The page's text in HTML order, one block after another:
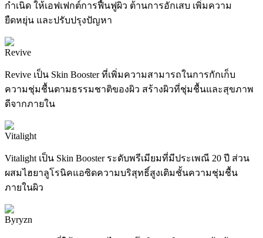
กำเนิด ให้เอฟเฟกต์การฟื้นฟูผิว ต้านการอักเสบ เพิ่มความ
ยืดหยุ่น และปรับปรุงปัญหา
Revive
Revive เป็น Skin Booster ที่เพิ่มความสามารถในการกักเก็บ
ความชุ่มชื้นตามธรรมชาติของผิว สร้างผิวที่ชุ่มชื้นและสุขภาพ
ดีจากภายใน
Vitalight
Vitalight เป็น Skin Booster ระดับพรีเมียมที่มีประเพณี 20 ปี ส่วน
ผสมไฮยาลูโรนิคแอซิดความบริสุทธิ์สูงเติมชั้นความชุ่มชื้น
ภายในผิว
Byryzn